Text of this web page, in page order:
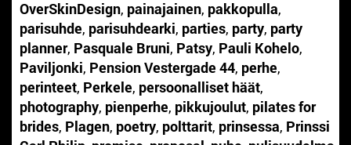
OverSkinDesign, painajainen, pakkopulla,
parisuhde, parisuhdearki, parties, party, party
planner, Pasquale Bruni, Patsy, Pauli Kohelo,
Paviljonki, Pension Vestergade 44, perhe,
perinteet, Perkele, persoonalliset häät,
photography, pienperhe, pikkujoulut, pilates for
brides, Plagen, poetry, polttarit, prinsessa, Prinssi